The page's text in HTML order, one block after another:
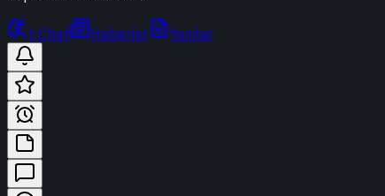
t-Chat Haberler Yazılar